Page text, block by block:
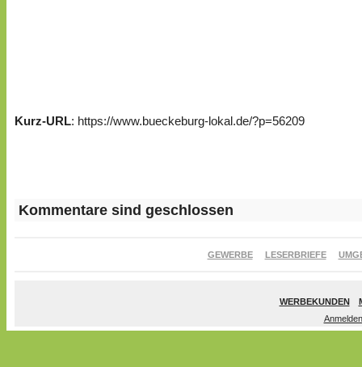
Kurz-URL: https://www.bueckeburg-lokal.de/?p=56209
Kommentare sind geschlossen
GEWERBE LESERBRIEFE
WERBEKUNDEN
Anmelden